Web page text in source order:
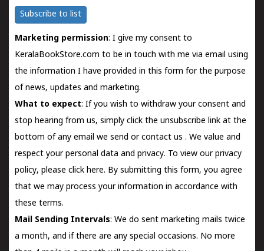
Subscribe to list
Marketing permission: I give my consent to
KeralaBookStore.com to be in touch with me via email using
the information I have provided in this form for the purpose
of news, updates and marketing.
What to expect: If you wish to withdraw your consent and
stop hearing from us, simply click the unsubscribe link at the
bottom of any email we send orcontact us . We value and
respect your personal data and privacy. To view our privacy
policy, please click here. By submitting this form, you agree
that we may process your information in accordance with
these terms.
Mail Sending Intervals: We do sent marketing mails twice
a month, and if there are any special occasions. No more